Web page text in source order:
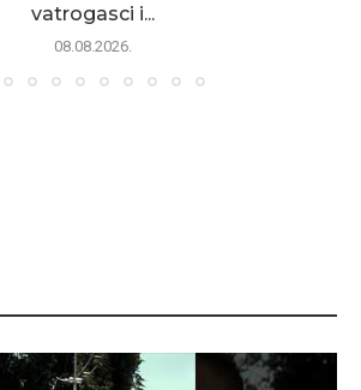
vatrogasci i...
08.08.2026.